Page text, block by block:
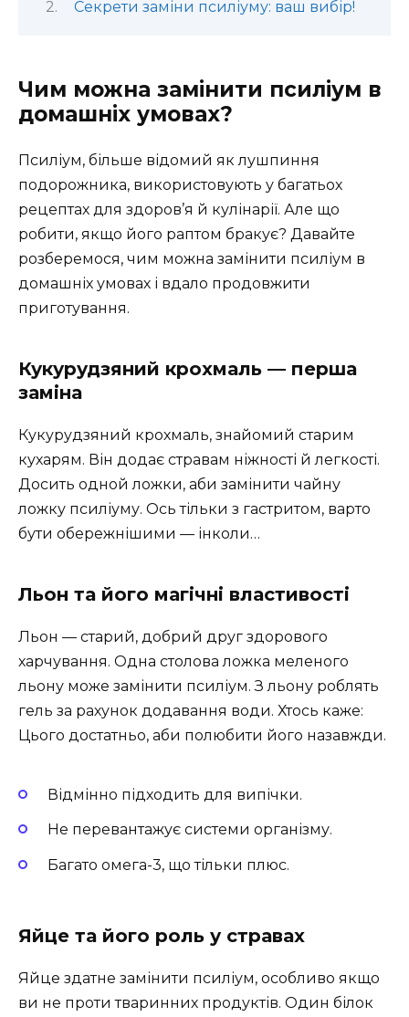
Секрети заміни псиліуму: ваш вибір!
Чим можна замінити псиліум в
домашніх умовах?
Псиліум, більше відомий як лушпиння
подорожника, використовують у багатьох
рецептах для здоров’я й кулінарії. Але що
робити, якщо його раптом бракує? Давайте
розберемося, чим можна замінити псиліум в
домашніх умовах і вдало продовжити
приготування.
Кукурудзяний крохмаль — перша
заміна
Кукурудзяний крохмаль, знайомий старим
кухарям. Він додає стравам ніжності й легкості.
Досить одной ложки, аби замінити чайну
ложку псиліуму. Ось тільки з гастритом, варто
бути обережнішими — інколи…
Льон та його магічні властивості
Льон — старий, добрий друг здорового
харчування. Одна столова ложка меленого
льону може замінити псиліум. З льону роблять
гель за рахунок додавання води. Хтось каже:
Цього достатньо, аби полюбити його назавжди.
Відмінно підходить для випічки.
Не перевантажує системи організму.
Багато омега-3, що тільки плюс.
Яйце та його роль у стравах
Яйце здатне замінити псиліум, особливо якщо
ви не проти тваринних продуктів. Один білок